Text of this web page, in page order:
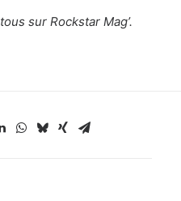
sur Rockstar Mag’.